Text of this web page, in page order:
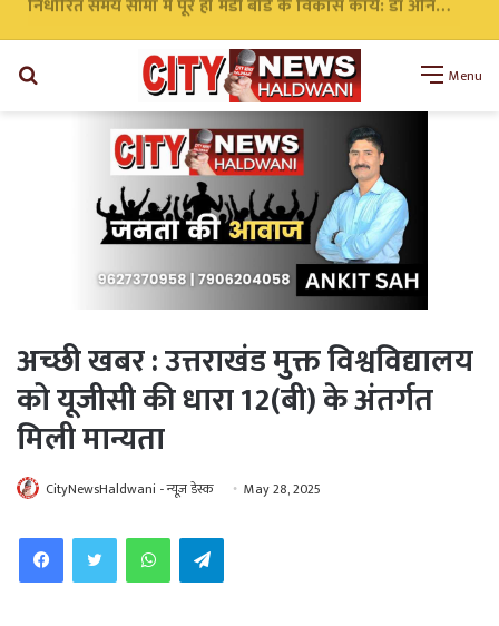
निर्धारित समय सीमा में पूरे हों मंडी बोर्ड के विकास कार्य: डॉ अनिल डब्बू
Menu
अच्छी खबर : उत्तराखंड मुक्त विश्वविद्यालय
को यूजीसी की धारा 12(बी) के अंतर्गत
मिली मान्यता
CityNewsHaldwani - न्यूज़ डेस्क May 28, 2025
WhatsAppTelegram